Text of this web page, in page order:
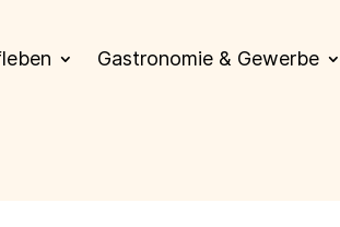
Gastronomie & Gewerbe